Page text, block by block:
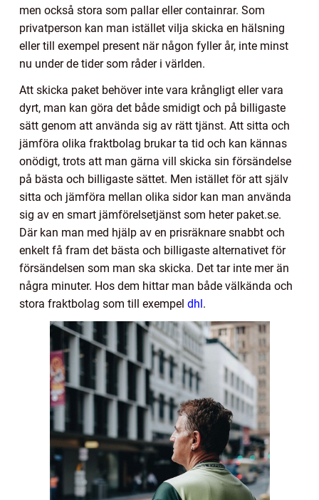
men också stora som pallar eller containrar. Som
privatperson kan man istället vilja skicka en hälsning
eller till exempel present när någon fyller år, inte minst
nu under de tider som råder i världen.
Att skicka paket behöver inte vara krångligt eller vara
dyrt, man kan göra det både smidigt och på billigaste
sätt genom att använda sig av rätt tjänst. Att sitta och
jämföra olika fraktbolag brukar ta tid och kan kännas
onödigt, trots att man gärna vill skicka sin försändelse
på bästa och billigaste sättet. Men istället för att själv
sitta och jämföra mellan olika sidor kan man använda
sig av en smart jämförelsetjänst som heter paket.se.
Där kan man med hjälp av en prisräknare snabbt och
enkelt få fram det bästa och billigaste alternativet för
försändelsen som man ska skicka. Det tar inte mer än
några minuter. Hos dem hittar man både välkända och
stora fraktbolag som till exempel dhl.